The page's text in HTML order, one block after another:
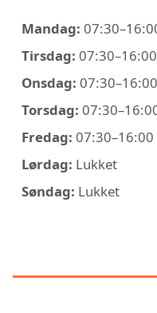
Mandag:
Tirsdag: 07:30–16:00
Onsdag: 07:30–16:00
Torsdag:
Fredag: 07:30–16:00
Lørdag: Lukket
Søndag: Lukket